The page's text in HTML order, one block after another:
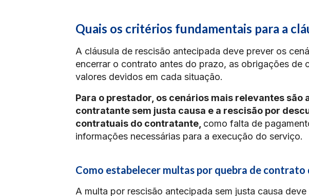
Quais os critérios fundamentais para a
A cláusula de rescisão antecipada deve prever os
encerrar o contrato antes do prazo, as obrigações de
valores devidos em cada situação.
Para o prestador, os cenários mais relevantes são
contratante sem justa causa e a rescisão por
contratuais do contratante, como falta de
informações necessárias para a execução do serviço.
Como estabelecer multas por quebra de
A multa por rescisão antecipada sem justa causa